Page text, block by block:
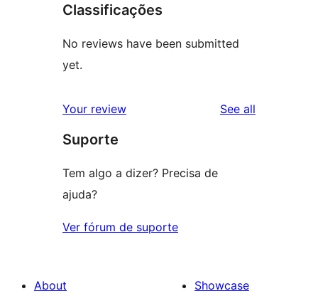
Classificações
No reviews have been submitted
yet.
Your review See all
Suporte
Tem algo a dizer? Precisa de
ajuda?
Ver fórum de suporte
About
Showcase